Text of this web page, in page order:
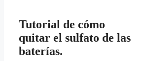
Tutorial de cómo
quitar el sulfato de las
baterías.